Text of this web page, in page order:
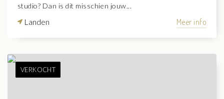
studio? Dan is dit misschien jouw...
Landen Meer info
VERKOCHT